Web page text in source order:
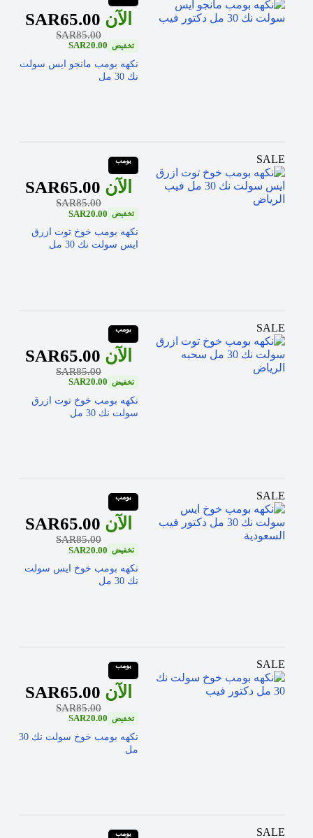
SAR85.00
SAR65.00
SAR20.00
نكهه بومب مانجو ايس سولت
نك 30 مل
SALE بومب
SAR85.00
SAR65.00
SAR20.00
نكهه بومب خوخ توت ازرق
ايس سولت نك 30 مل
SALE بومب
SAR85.00
SAR65.00
SAR20.00
نكهه بومب خوخ توت ازرق
سولت نك 30 مل
SALE بومب
SAR85.00
SAR65.00
SAR20.00
نكهه بومب خوخ ايس سولت
نك 30 مل
SALE بومب
SAR85.00
SAR65.00
SAR20.00
نكهه بومب خوخ سولت نك 30
مل
SALE بومب